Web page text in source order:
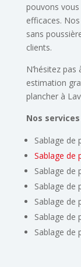
pouvons vous
efficaces.
sans
clients.
N’hésitez pas
estimation
plancher à
Nos
Sablage de
Sablage de
Sablage de
Sablage de
Sablage de
Sablage de
Sablage de